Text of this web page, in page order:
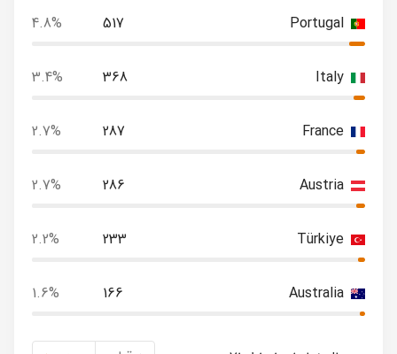
Portugal
517
4.8%
Italy
368
3.4%
France
287
2.7%
Austria
286
2.7%
Türkiye
233
2.2%
Australia
166
1.6%